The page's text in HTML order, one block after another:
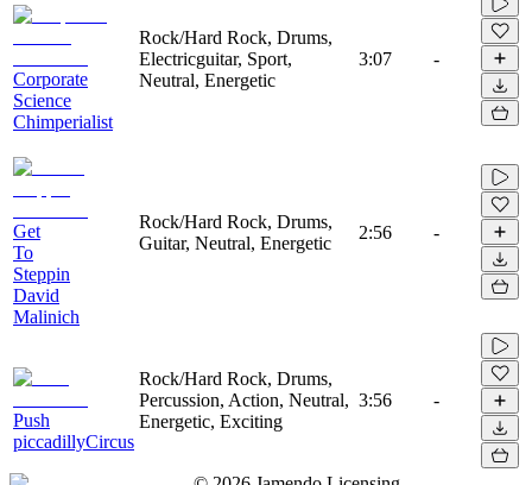
Corporate
Science
Chimperialist
Rock/Hard Rock, Drums,
Electricguitar, Sport,
Neutral, Energetic
3:07 -
Get
To
Steppin
David
Malinich
Rock/Hard Rock, Drums,
Guitar, Neutral, Energetic
2:56 -
Push
piccadillyCircus
Rock/Hard Rock, Drums,
Percussion, Action, Neutral,
Energetic, Exciting
3:56 -